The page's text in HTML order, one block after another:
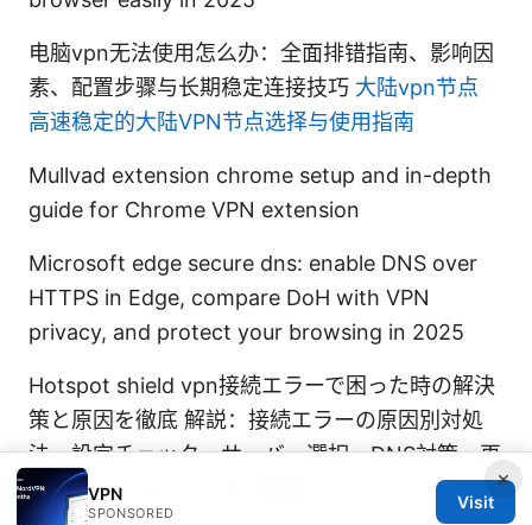
电脑vpn无法使用怎么办：全面排错指南、影响因
素、配置步骤与长期稳定连接技巧 大陆vpn节点
高速稳定的大陆VPN节点选择与使用指南
Mullvad extension chrome setup and in-depth
guide for Chrome VPN extension
Microsoft edge secure dns: enable DNS over
HTTPS in Edge, compare DoH with VPN
privacy, and protect your browsing in 2025
Hotspot shield vpn接続エラーで困った時の解決
策と原因を徹底 解説：接続エラーの原因別対処
法・設定チェック・サーバー選択・DNS対策・再
インストールとルーター設定
×
VPN
SPONSORED
Visit